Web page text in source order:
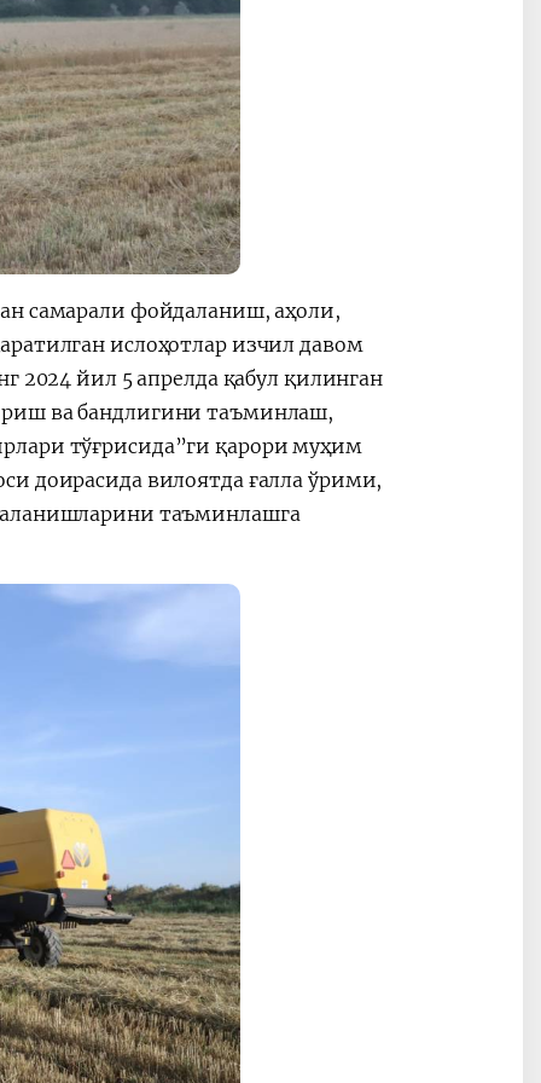
самарали фойдаланиш, аҳоли,
ислоҳотлар изчил давом
2024 йил 5 апрелда қабул қилинган
ва бандлигини таъминлаш,
тўғрисида”ги қарори муҳим
доирасида вилоятда ғалла ўрими,
таъминлашга